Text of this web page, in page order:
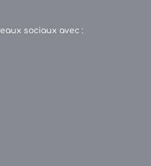
sociaux avec :